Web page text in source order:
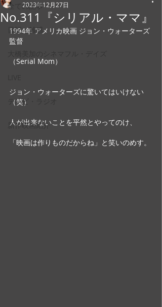
全ての記事
日記・雑感
テレビ・ラジオ
新作映画紹介
No.311『シリアル・ママ』
2023年12月27日
1994年 アメリカ映画 ジョン・ウォーターズ
監督
（Serial Mom）
ジョン・ウォーターズに驚いてはいけない
（笑）
人が出来ないことを平然とやってのけ、
「映画は作りものだからね」と笑いのめす。